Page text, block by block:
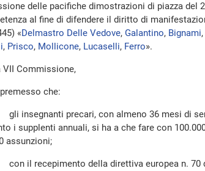
delle pacifiche dimostrazioni di piazza del
al fine di difendere il diritto di
«Delmastro Delle Vedove, Galantino, Bignami,
, Prisco, Mollicone, Lucaselli, Ferro».
VII Commissione,
che:
precari, con almeno 36 mesi di
i supplenti annuali, si ha a che fare con
assunzioni;
recepimento della direttiva europea n. 70